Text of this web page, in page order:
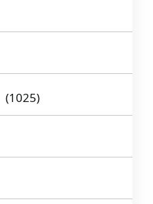
(1025)